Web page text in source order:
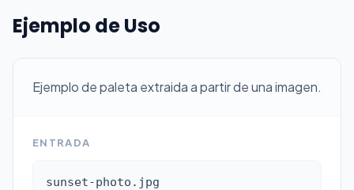
Ejemplo de Uso
Ejemplo de paleta extraida a partir de una imagen.
ENTRADA
sunset-photo.jpg